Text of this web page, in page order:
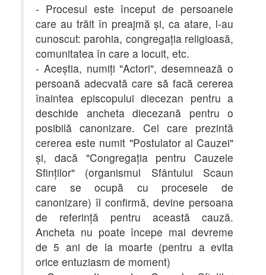
- Procesul este început de persoanele
care au trăit în preajmă şi, ca atare, l-au
cunoscut: parohia, congregaţia religioasă,
comunitatea în care a locuit, etc.
- Aceştia, numiţi "Actori", desemnează o
persoană adecvată care să facă cererea
înaintea episcopului diecezan pentru a
deschide ancheta diecezană pentru o
posibilă canonizare. Cel care prezintă
cererea este numit "Postulator al Cauzei"
şi, dacă "Congregaţia pentru Cauzele
Sfinţilor" (organismul Sfântului Scaun
care se ocupă cu procesele de
canonizare) îl confirmă, devine persoana
de referinţă pentru această cauză.
Ancheta nu poate începe mai devreme
de 5 ani de la moarte (pentru a evita
orice entuziasm de moment)